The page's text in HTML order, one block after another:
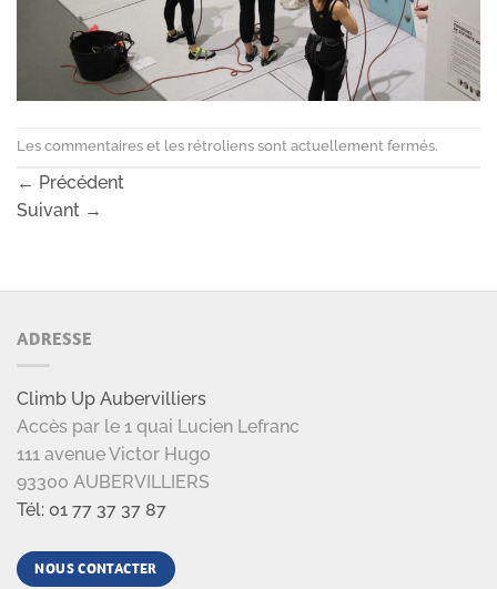
Les commentaires et les rétroliens sont actuellement fermés.
← Précédent
Suivant →
ADRESSE
Climb Up Aubervilliers
Accès par le 1 quai Lucien Lefranc
111 avenue Victor Hugo
93300 AUBERVILLIERS
Tél: 01 77 37 37 87
NOUS CONTACTER